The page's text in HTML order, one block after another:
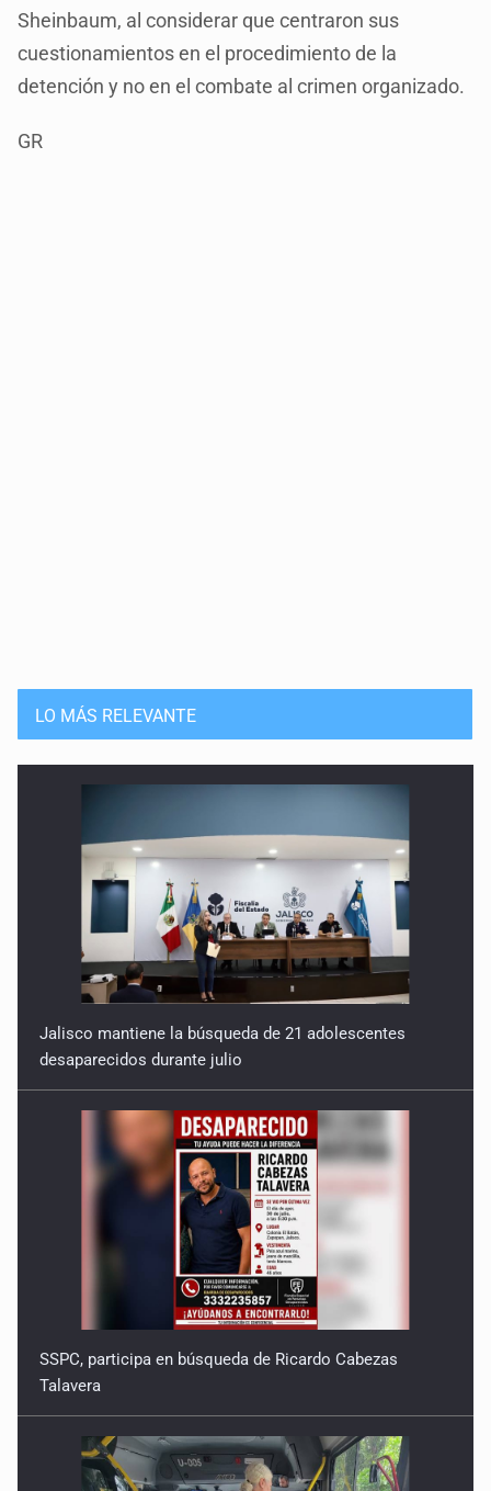
Sheinbaum, al considerar que centraron sus
cuestionamientos en el procedimiento de la
detención y no en el combate al crimen organizado.
GR
LO MÁS RELEVANTE
Jalisco mantiene la búsqueda de 21 adolescentes
desaparecidos durante julio
SSPC, participa en búsqueda de Ricardo Cabezas
Talavera